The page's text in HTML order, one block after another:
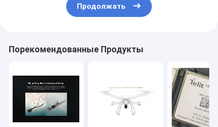
Продолжать
Порекомендованные Продукты